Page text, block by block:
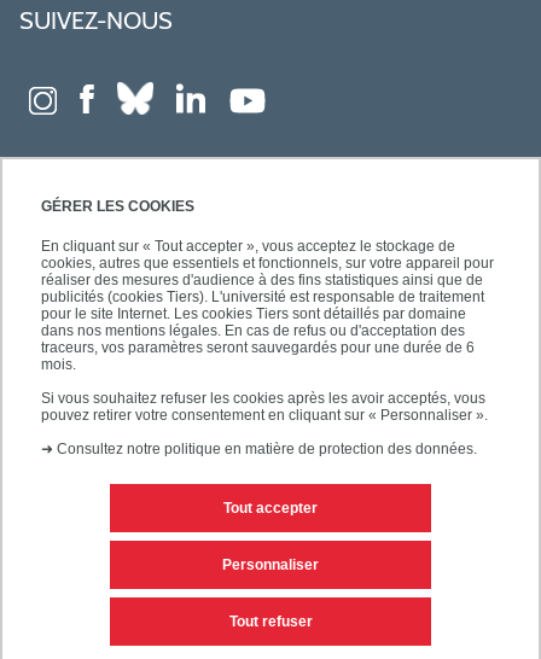
GÉRER LES COOKIES
En cliquant sur « Tout accepter », vous acceptez le stockage de
cookies, autres que essentiels et fonctionnels, sur votre appareil pour
réaliser des mesures d'audience à des fins statistiques ainsi que de
publicités (cookies Tiers). L'université est responsable de traitement
pour le site Internet. Les cookies Tiers sont détaillés par domaine
dans nos mentions légales. En cas de refus ou d'acceptation des
traceurs, vos paramètres seront sauvegardés pour une durée de 6
mois.
Si vous souhaitez refuser les cookies après les avoir acceptés, vous
pouvez retirer votre consentement en cliquant sur « Personnaliser ».
➜ Consultez notre politique en matière de protection des données.
Tout accepter
Tout refuser
Personnaliser
SUIVEZ-NOUS
Mentions légales
Personnaliser les cookies Plan du site